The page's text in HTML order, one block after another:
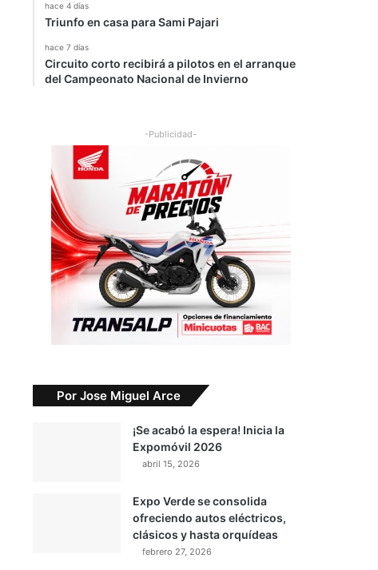
hace 4 días
Triunfo en casa para Sami Pajari
hace 7 días
Circuito corto recibirá a pilotos en el arranque
del Campeonato Nacional de Invierno
-Publicidad-
Por Jose Miguel Arce
¡Se acabó la espera! Inicia la
Expomóvil 2026
abril 15, 2026
Expo Verde se consolida
ofreciendo autos eléctricos,
clásicos y hasta orquídeas
febrero 27, 2026